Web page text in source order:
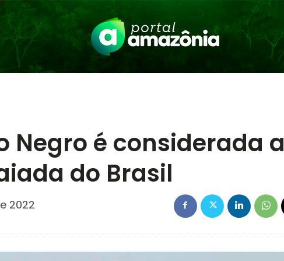
Negro é considerada a
do Brasil
2022